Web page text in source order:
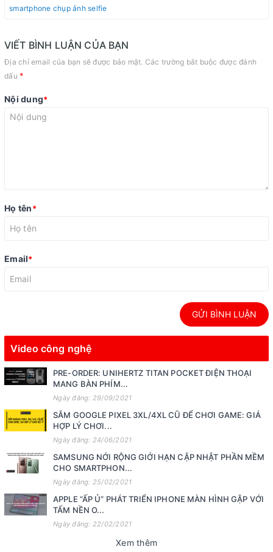
smartphone chụp ảnh selfie
VIẾT BÌNH LUẬN CỦA BẠN
Địa chỉ email của bạn sẽ được bảo mật. Các trường bắt buộc được đánh
dấu *
Nội dung*
Họ tên*
Email*
GỬI BÌNH LUẬN
Video công nghệ
PRE-ORDER: UNIHERTZ TITAN POCKET ĐIỆN THOẠI
MANG BÀN PHÍM...
Ngày đăng: 29/09/2021
SẮM GOOGLE PIXEL 3XL/4XL CŨ ĐỂ CHƠI GAME: GIÁ
HỢP LÝ CHƠI...
Ngày đăng: 24/06/2021
SAMSUNG NỚI RỘNG GIỚI HẠN CẬP NHẬT PHẦN MỀM
CHO SMARTPHON...
Ngày đăng: 25/02/2021
APPLE “ẤP Ủ” PHÁT TRIỂN IPHONE MÀN HÌNH GẬP VỚI
TẤM NỀN O...
Ngày đăng: 22/02/2021
Xem thêm